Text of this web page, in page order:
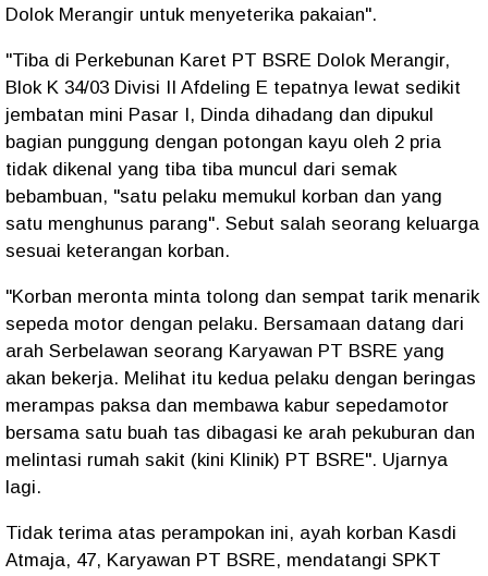
Dolok Merangir untuk menyeterika pakaian".
"Tiba di Perkebunan Karet PT BSRE Dolok Merangir,
Blok K 34/03 Divisi II Afdeling E tepatnya lewat sedikit
jembatan mini Pasar I, Dinda dihadang dan dipukul
bagian punggung dengan potongan kayu oleh 2 pria
tidak dikenal yang tiba tiba muncul dari semak
bebambuan, "satu pelaku memukul korban dan yang
satu menghunus parang". Sebut salah seorang keluarga
sesuai keterangan korban.
"Korban meronta minta tolong dan sempat tarik menarik
sepeda motor dengan pelaku. Bersamaan datang dari
arah Serbelawan seorang Karyawan PT BSRE yang
akan bekerja. Melihat itu kedua pelaku dengan beringas
merampas paksa dan membawa kabur sepedamotor
bersama satu buah tas dibagasi ke arah pekuburan dan
melintasi rumah sakit (kini Klinik) PT BSRE". Ujarnya
lagi.
Tidak terima atas perampokan ini, ayah korban Kasdi
Atmaja, 47, Karyawan PT BSRE, mendatangi SPKT